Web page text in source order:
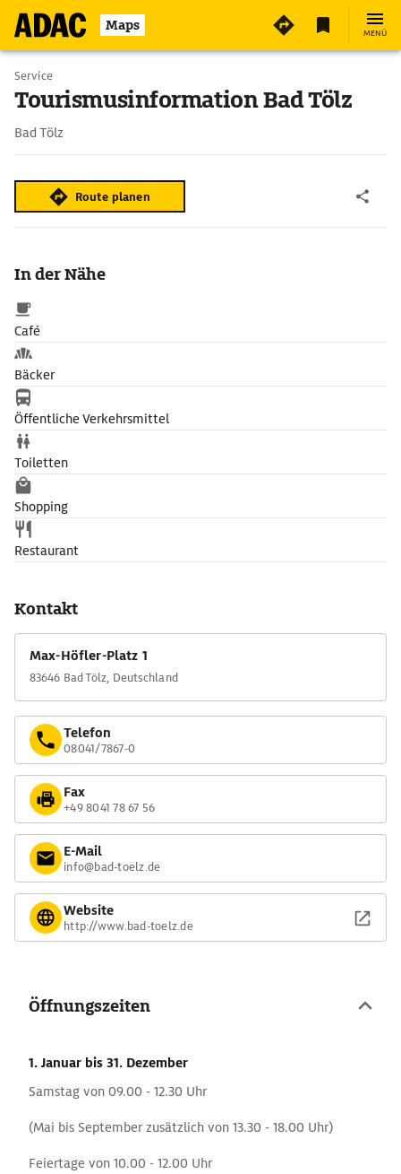
Maps MENÜ
Service
Tourismusinformation Bad Tölz
Bad Tölz
Route planen
In der Nähe
Café
Bäcker
Öffentliche Verkehrsmittel
Toiletten
Shopping
Restaurant
Kontakt
Max-Höfler-Platz 1
83646 Bad Tölz, Deutschland
Telefon
08041/7867-0
Fax
+49 8041 78 67 56
E-Mail
info@bad-toelz.de
Website
http://www.bad-toelz.de
Öffnungszeiten
1. Januar bis 31. Dezember
Samstag von 09.00 - 12.30 Uhr
(Mai bis September zusätzlich von 13.30 - 18.00 Uhr)
Feiertage von 10.00 - 12.00 Uhr